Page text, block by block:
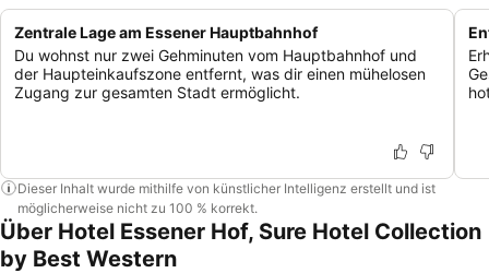
Zentrale Lage am Essener Hauptbahnhof
Du wohnst nur zwei Gehminuten vom Hauptbahnhof und
der Haupteinkaufszone entfernt, was dir einen mühelosen
Zugang zur gesamten Stadt ermöglicht.
Dieser Inhalt wurde mithilfe von künstlicher Intelligenz erstellt und ist
möglicherweise nicht zu 100 % korrekt.
Über Hotel Essener Hof, Sure Hotel Collection
by Best Western